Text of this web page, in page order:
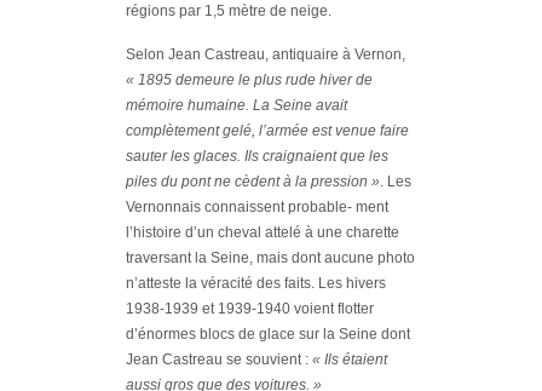
régions par 1,5 mètre de neige.
Selon Jean Castreau, antiquaire à Vernon,
« 1895 demeure le plus rude hiver de
mémoire humaine. La Seine avait
complètement gelé, l’armée est venue faire
sauter les glaces. Ils craignaient que les
piles du pont ne cèdent à la pression » . Les
Vernonnais connaissent probable- ment
l’histoire d’un cheval attelé à une charette
traversant la Seine, mais dont aucune photo
n’atteste la véracité des faits. Les hivers
1938-1939 et 1939-1940 voient flotter
d’énormes blocs de glace sur la Seine dont
Jean Castreau se souvient : « Ils étaient
aussi gros que des voitures. »